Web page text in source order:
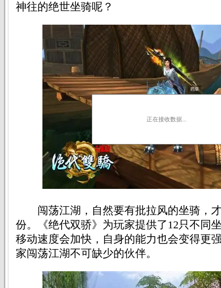
神往的绝世坐骑呢？
闯荡江湖，自然要有批拉风的坐骑，
份。《绝代双骄》为玩家提供了12只不同
移动速度会加快，自身的能力也会变得更
家闯荡江湖不可缺少的伙伴。
正在接收数据...